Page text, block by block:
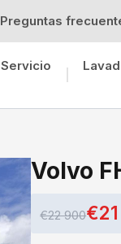
Preguntas
Servicio
Volvo
€22 900